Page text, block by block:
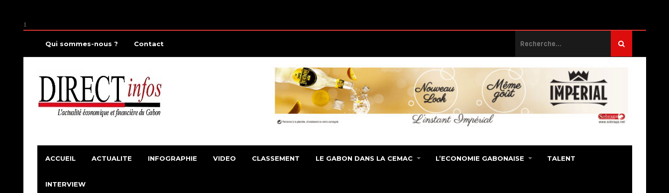
1
Qui sommes-nous ? Contact
ACCUEIL ACTUALITE INFOGRAPHIE VIDEO CLASSEMENT LE GABON DANS LA CEMAC L’ECONOMIE GABONAISE TALENT
INTERVIEW